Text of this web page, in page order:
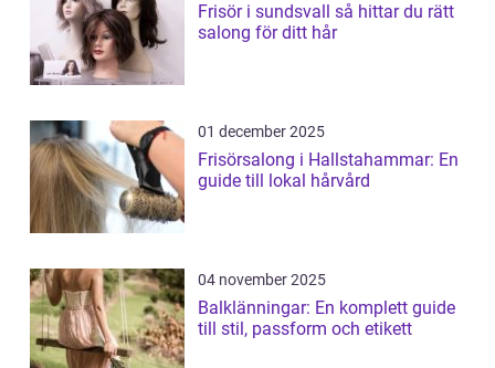
Frisör i sundsvall så hittar du rätt
salong för ditt hår
01 december 2025
Frisörsalong i Hallstahammar: En
guide till lokal hårvård
04 november 2025
Balklänningar: En komplett guide
till stil, passform och etikett